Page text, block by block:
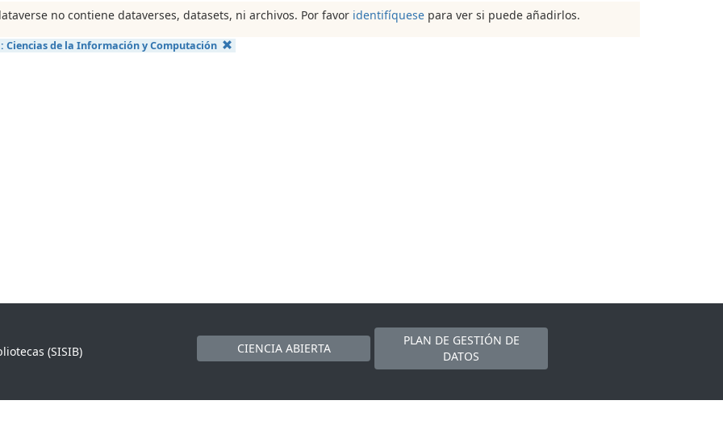
no contiene dataverses, datasets, ni archivos. Por favor identifíquese para ver si puede añadirlos.
Ciencias de la Información y Computación
(SISIB)
CIENCIA ABIERTA
PLAN DE GESTIÓN DE
DATOS